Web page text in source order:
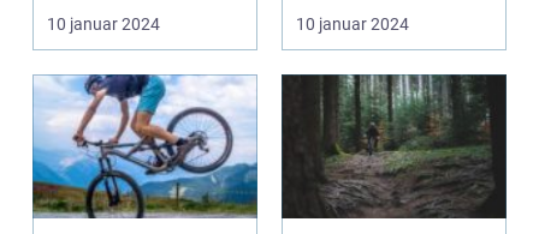
skånsomt og skaber
min...
10 januar 2024
træningsmetode, der
har vundet stor...
10 januar 2024